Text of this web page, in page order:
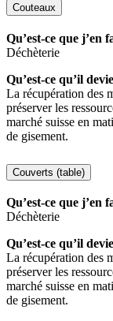
Couteaux
Qu’est-ce que j’en
Déchèterie
Qu’est-ce qu’il
La récupération des
préserver les
marché suisse en
de gisement.
Couverts (table)
Qu’est-ce que j’en
Déchèterie
Qu’est-ce qu’il
La récupération des
préserver les
marché suisse en
de gisement.